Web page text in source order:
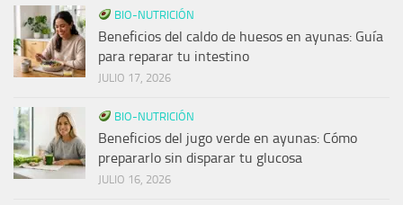
BIO-NUTRICIÓN
Beneficios del caldo de huesos en ayunas: Guía
para reparar tu intestino
JULIO 17, 2026
BIO-NUTRICIÓN
Beneficios del jugo verde en ayunas: Cómo
prepararlo sin disparar tu glucosa
JULIO 16, 2026